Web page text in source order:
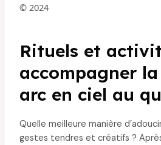
© 2024
Rituels et
accompagner
arc en ciel au
Quelle meilleure manière
gestes tendres et créatifs ?